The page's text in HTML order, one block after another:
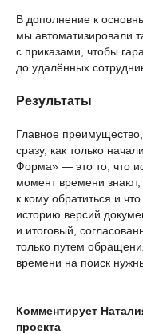
В дополнение к
мы автоматизировали
с приказами, чтобы
до удалённых
Результаты
Главное
сразу, как только
Форма» — это то, что
момент времени знают,
к кому обратиться и
историю версий
и итоговый,
только путем
времени на поиск
Комментирует
проекта